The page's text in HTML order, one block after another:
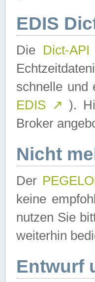
EDIS
Die Dict-API
schnelle und
EDIS ↗ ).
Broker
Nicht
Der
keine
nutzen Sie
weiterhin
Entwurf